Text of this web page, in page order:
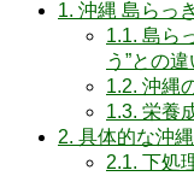
1. 沖縄 島らっ
1.1. 島ら
う”との違
1.2. 沖縄
1.3. 栄養
2. 具体的な沖
2.1. 下処